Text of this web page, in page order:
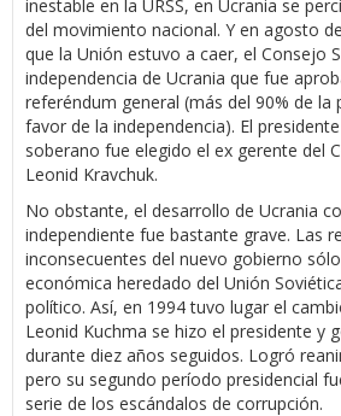
inestable en la URSS, en Ucrania se
del movimiento nacional. Y en agosto
que la Unión estuvo a caer, el Consejo
independencia de Ucrania que fue
referéndum general (más del 90% de la
favor de la independencia). El
soberano fue elegido el ex gerente del
Leonid Kravchuk.
No obstante, el desarrollo de Ucrania
independiente fue bastante grave. Las
inconsecuentes del nuevo gobierno
económica heredado del Unión
político. Así, en 1994 tuvo lugar el
Leonid Kuchma se hizo el presidente y
durante diez años seguidos. Logró
pero su segundo período presidencial
serie de los escándalos de corrupción.